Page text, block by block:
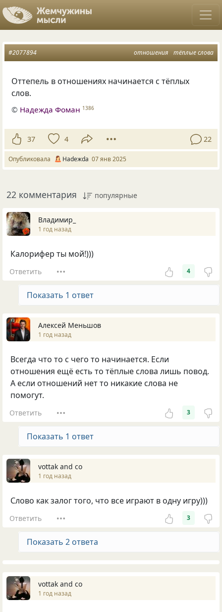
отношения тёплые слова
#2077894
Оттепель в отношениях начинается с тёплых
слов.
© Надежда Фоман 1386
37 4 22
Опубликовала Нadeжda 07 янв 2025
22 комментария популярные
Владимир_
1 год назад
Калорифер ты мой!)))
Ответить 4
Показать 1 ответ
Алексей Меньшов
1 год назад
Всегда что то с чего то начинается. Если
отношения ещё есть то тёплые слова лишь повод.
А если отношений нет то никакие слова не
помогут.
Ответить 3
Показать 1 ответ
vottak and co
1 год назад
Слово как залог того, что все играют в одну игру)))
Ответить 3
Показать 2 ответа
vottak and co
1 год назад